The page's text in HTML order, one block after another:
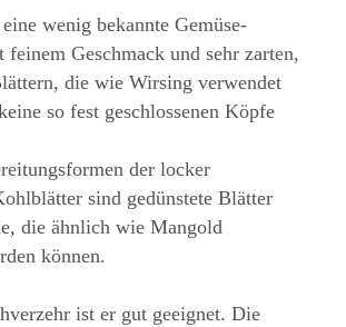
wenig bekannte Gemüse-
feinem Geschmack und sehr zarten,
die wie Wirsing verwendet
so fest geschlossenen Köpfe
der locker
sind gedünstete Blätter
die ähnlich wie Mangold
können.
ist er gut geeignet. Die